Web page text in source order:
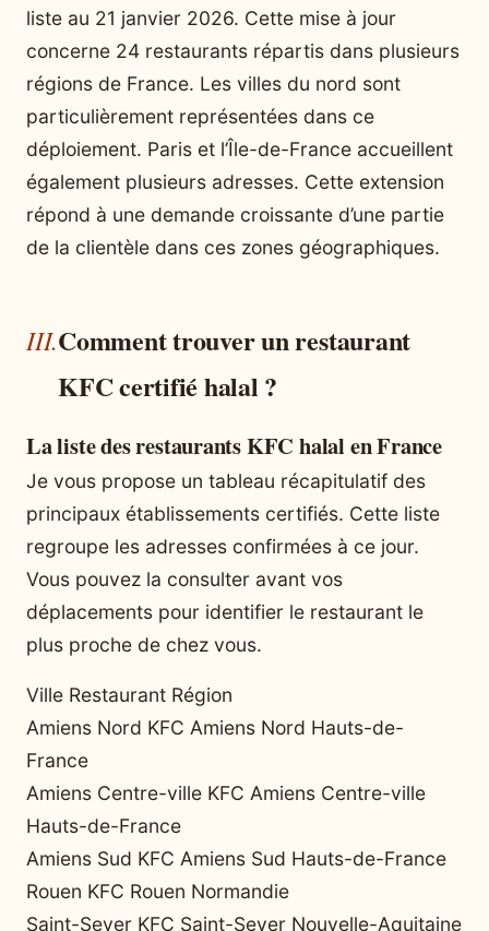
liste au 21 janvier 2026. Cette mise à jour
concerne 24 restaurants répartis dans plusieurs
régions de France. Les villes du nord sont
particulièrement représentées dans ce
déploiement. Paris et l’Île-de-France accueillent
également plusieurs adresses. Cette extension
répond à une demande croissante d’une partie
de la clientèle dans ces zones géographiques.
Comment trouver un restaurant
KFC certifié halal ?
La liste des restaurants KFC halal en France
Je vous propose un tableau récapitulatif des
principaux établissements certifiés. Cette liste
regroupe les adresses confirmées à ce jour.
Vous pouvez la consulter avant vos
déplacements pour identifier le restaurant le
plus proche de chez vous.
Ville Restaurant Région
Amiens Nord KFC Amiens Nord Hauts-de-
France
Amiens Centre-ville KFC Amiens Centre-ville
Hauts-de-France
Amiens Sud KFC Amiens Sud Hauts-de-France
Rouen KFC Rouen Normandie
Saint-Sever KFC Saint-Sever Nouvelle-Aquitaine